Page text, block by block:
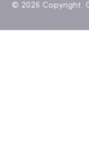
© 2026 Copyright.